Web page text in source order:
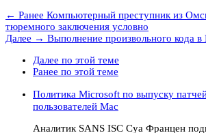
← Ранее Компьютерный преступник из
тюремного заключения условно
Далее → Выполнение произвольного кода
Далее по этой теме
Ранее по этой теме
Политика Microsoft по выпуску
пользователей Mac
Аналитик SANS ISC Суа Францен